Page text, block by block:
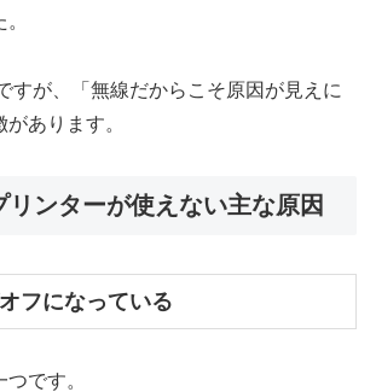
すが、「無線だからこそ原因が見えに
あります。
ンターが使えない主な原因
フになっている
です。